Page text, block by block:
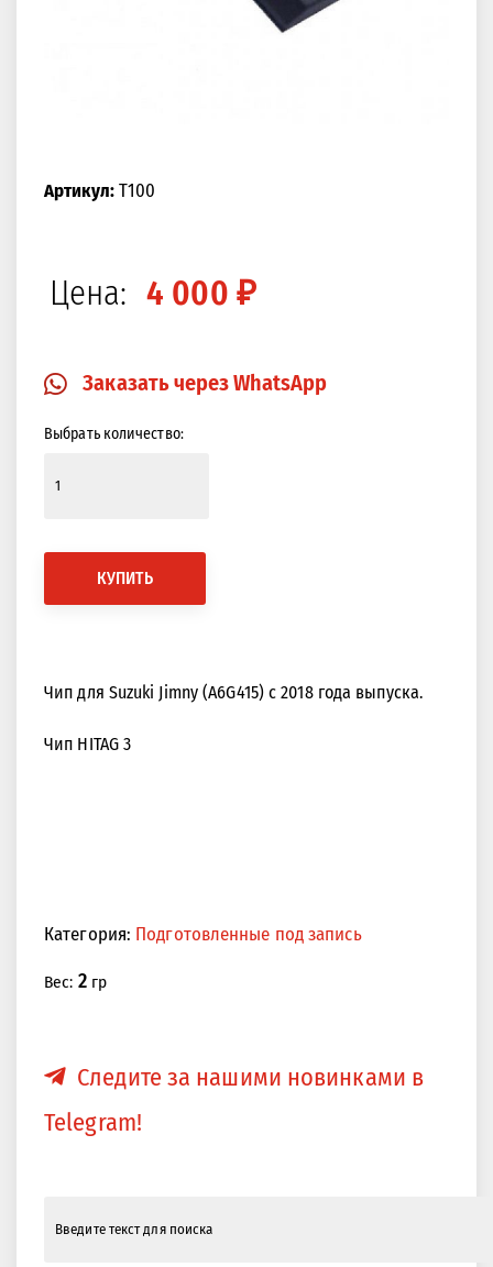
Артикул:T100
Цена: 4 000 ₽
Заказать через WhatsApp
Выбрать количество:
КУПИТЬ
Чип для Suzuki Jimny (A6G415) с 2018 года выпуска.
Чип HITAG 3
Категория: Подготовленные под запись
Вес: 2гр
Следите за нашими новинками в
Telegram!